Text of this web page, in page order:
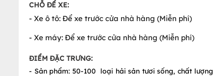
CHỖ ĐỂ XE:
- Xe ô tô: Để xe trước cửa nhà hàng (Miễn phí)
- Xe máy: Để xe trước cửa nhà hàng (Miễn phí)
ĐIỂM ĐẶC TRƯNG:
- Sản phẩm: 50-100 loại hải sản tươi sống, chất